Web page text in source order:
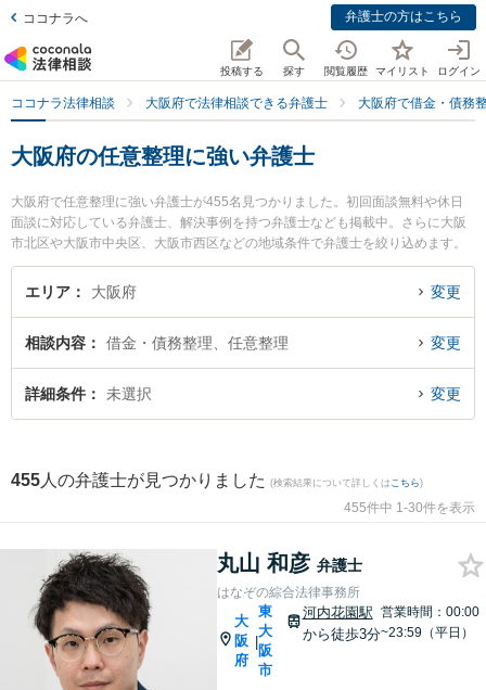
ココナラへ 弁護士の方はこちら
投稿する 探す 閲覧履歴 マイリスト ログイン
ココナラ法律相談 大阪府で法律相談できる弁護士 大阪府で借金・債務
大阪府の任意整理に強い弁護士
大阪府で任意整理に強い弁護士が455名見つかりました。初回面談無料や休日
面談に対応している弁護士、解決事例を持つ弁護士なども掲載中。さらに大阪
市北区や大阪市中央区、大阪市西区などの地域条件で弁護士を絞り込めます。
借金・債務整理に関係する消費者金融の債務整理やクレジット会社の債務整
理、リボ払いの債務整理等の細かな分野での絞り込み検索もでき便利です。特
費用、強みなどが注目されています。『大阪府で土日や夜間に発生した任意整
理のトラブルを今すぐに弁護士に相談したい』『任意整理のトラブル解決の実
績豊富な近くの弁護士を検索したい』『初回相談無料で任意整理を法律相談で
エリア 大阪府 変更
相談内容 借金・債務整理、任意整理 変更
詳細条件 未選択 変更
455 人の弁護士が見つかりました (検索結果について詳しくは こちら)
455件中 1-30件を表示
丸山 和彦 弁護士
はなぞの綜合法律事務所
大
阪
府
|
東
大
阪
市
河内花園駅
から徒歩3分
営業時間：00:00
~23:59（平日）